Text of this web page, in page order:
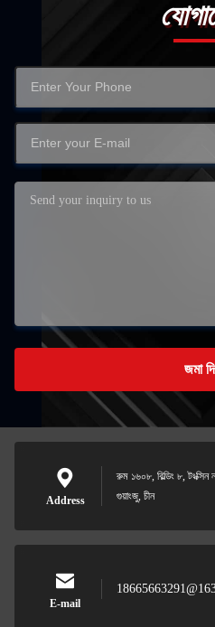
জমা
Address
রুম ১৬০৮, বিল্ডিং ৮, টংক্সিন
গুয়াংজু, চীন
E-mail